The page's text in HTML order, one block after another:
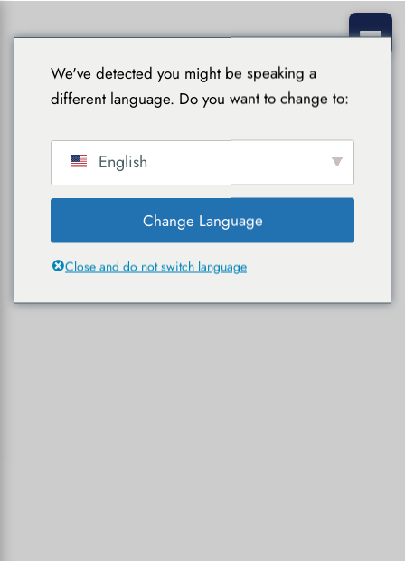
We've detected you might be speaking a
different language. Do you want to change to:
English
Change Language
Close and do not switch language